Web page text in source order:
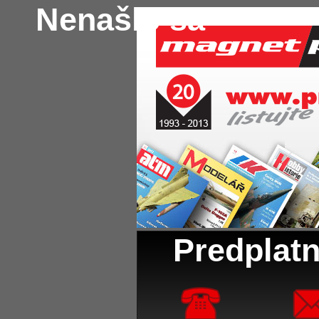
Nenašlo sa